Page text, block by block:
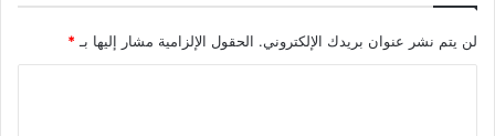
لن يتم نشر عنوان بريدك الإلكتروني. الحقول الإلزامية مشار إليها بـ *